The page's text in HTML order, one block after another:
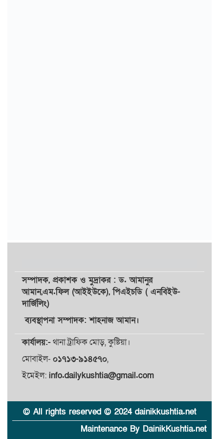
সম্পাদক, প্রকাশকওমুদ্রাকর: ড. আমানুর
আমান,এম.ফিল (আইইউকে), পিএইচডি ( এনবিইউ-
দার্জিলিং)
ব্যবস্থাপনা সম্পাদক: শাহনাজ আমান।
কার্যালয়:-থানা ট্রাফিক মোড়, কুষ্টিয়া।
মোবাইল- ০১৭১৩-৯১৪৫৭০,
ইমেইল: info.dailykushtia@gmail.com
© All rights reserved © 2024 dainikkushtia.net
Maintenance By DainikKushtia.net